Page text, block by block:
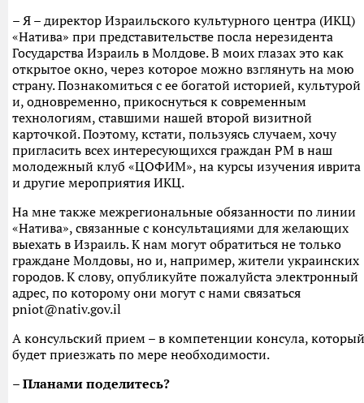
– Я – директор Израильского культурного центра (ИКЦ)
«Натива» при представительстве посла нерезидента
Государства Израиль в Молдове. В моих глазах это как
открытое окно, через которое можно взглянуть на мою
страну. Познакомиться с ее богатой историей, культурой
и, одновременно, прикоснуться к современным
технологиям, ставшими нашей второй визитной
карточкой. Поэтому, кстати, пользуясь случаем, хочу
пригласить всех интересующихся граждан РМ в наш
молодежный клуб «ЦОФИМ», на курсы изучения иврита
и другие мероприятия ИКЦ.
На мне также межрегиональные обязанности по линии
«Натива», связанные с консультациями для желающих
выехать в Израиль. К нам могут обратиться не только
граждане Молдовы, но и, например, жители украинских
городов. К слову, опубликуйте пожалуйста электронный
адрес, по которому они могут с нами связаться
pniot@nativ.gov.il
А консульский прием – в компетенции консула, который
будет приезжать по мере необходимости.
– Планами поделитесь?